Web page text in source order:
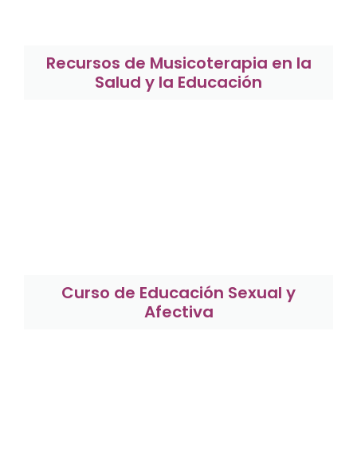
Recursos de Musicoterapia en la
Salud y la Educación
Curso de Educación Sexual y
Afectiva